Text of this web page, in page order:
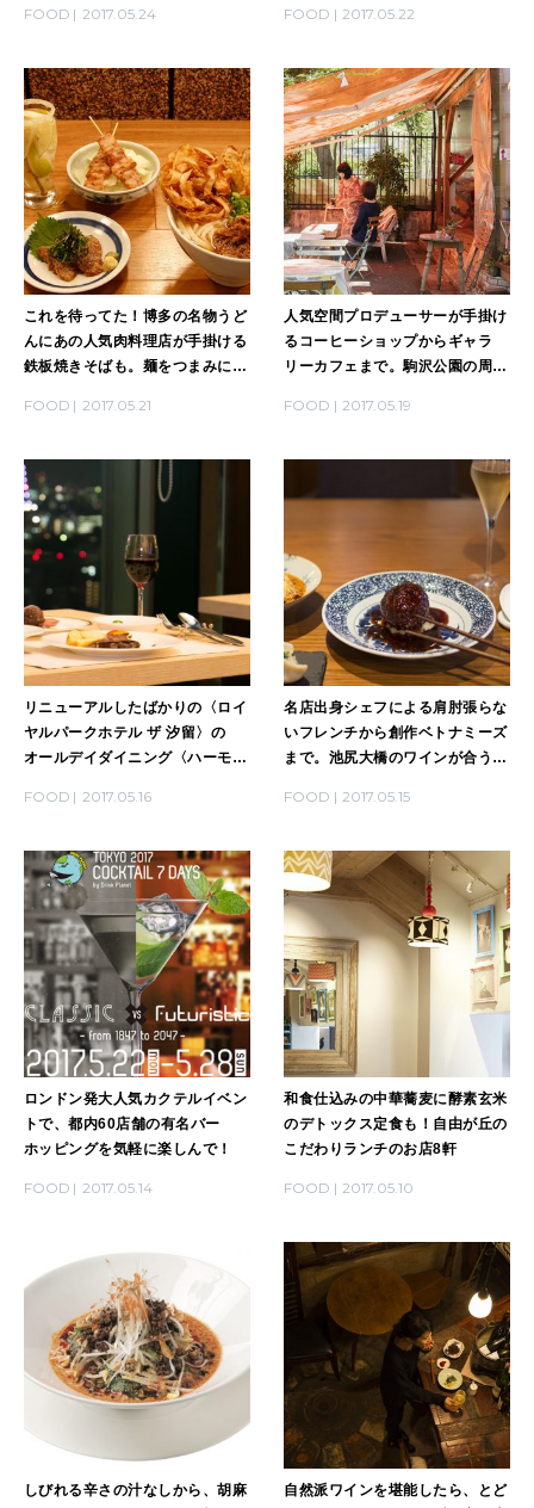
FOOD 2017.05.24 FOOD 2017.05.22
これを待ってた！博多の名物うど
んにあの人気肉料理店が手掛ける
鉄板焼きそばも。麺をつまみに飲
FOOD 2017.05.21
人気空間プロデューサーが手掛け
るコーヒーショップからギャラ
リーカフェまで。駒沢公園の周り
FOOD 2017.05.19
リニューアルしたばかりの〈ロイ
ヤルパークホテル ザ 汐留〉の
オールデイダイニング〈ハーモ
FOOD 2017.05.16
名店出身シェフによる肩肘張らな
いフレンチから創作ベトナミーズ
まで。池尻大橋のワインが合う上
FOOD 2017.05.15
ロンドン発大人気カクテルイベン
トで、都内60店舗の有名バー
ホッピングを気軽に楽しんで！
FOOD 2017.05.14
和食仕込みの中華蕎麦に酵素玄米
のデトックス定食も！自由が丘の
こだわりランチのお店8軒
FOOD 2017.05.10
しびれる辛さの汁なしから、胡麻
自然派ワインを堪能したら、とど